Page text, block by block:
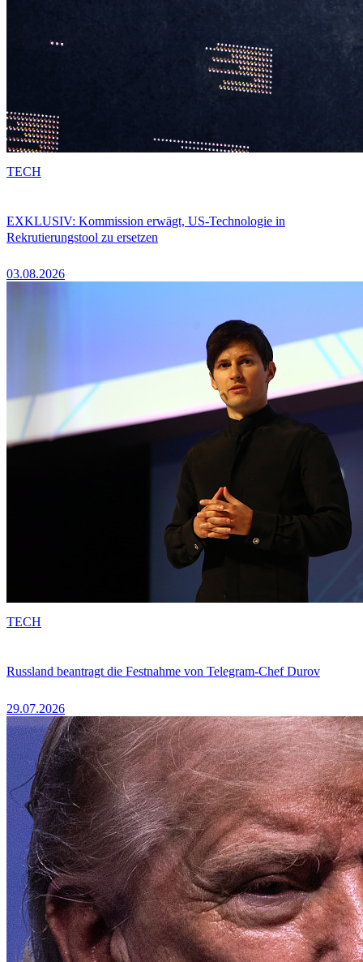
EXKLUSIV: Kommission erwägt, US-Technologie in
Rekrutierungstool zu ersetzen
03.08.2026
TECH
Russland beantragt die Festnahme von Telegram-Chef Durov
29.07.2026
TECH